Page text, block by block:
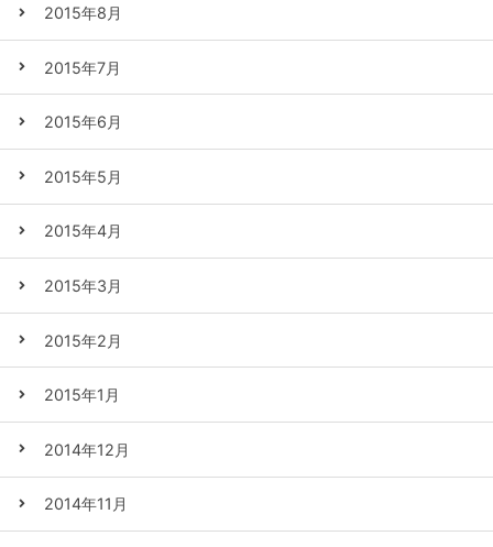
2015年8月
2015年7月
2015年6月
2015年5月
2015年4月
2015年3月
2015年2月
2015年1月
2014年12月
2014年11月